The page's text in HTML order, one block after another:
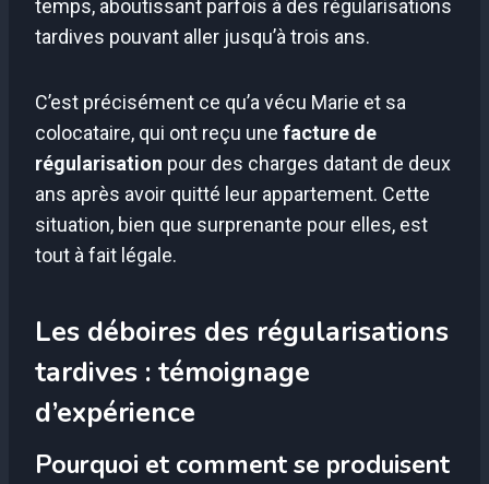
temps, aboutissant parfois à des régularisations
tardives pouvant aller jusqu’à trois ans.
C’est précisément ce qu’a vécu Marie et sa
colocataire, qui ont reçu une facture de
régularisation pour des charges datant de deux
ans après avoir quitté leur appartement. Cette
situation, bien que surprenante pour elles, est
tout à fait légale.
Les déboires des régularisations
tardives : témoignage
d’expérience
Pourquoi et comment se produisent